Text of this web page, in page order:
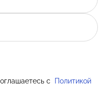
с
Политикой